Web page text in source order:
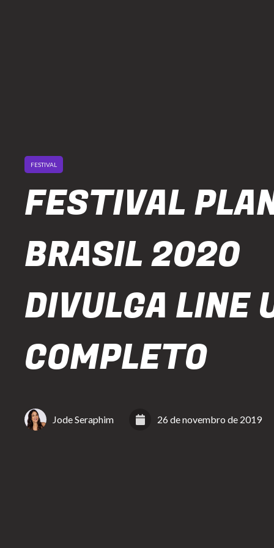
FESTIVAL
FESTIVAL
BRASIL 2020
DIVULGA LINE
COMPLETO
Jode Seraphim 26 de novembro de 2019